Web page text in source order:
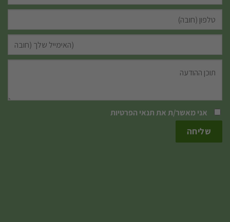
אני מאשר/ת אתתנאי הפרטיות